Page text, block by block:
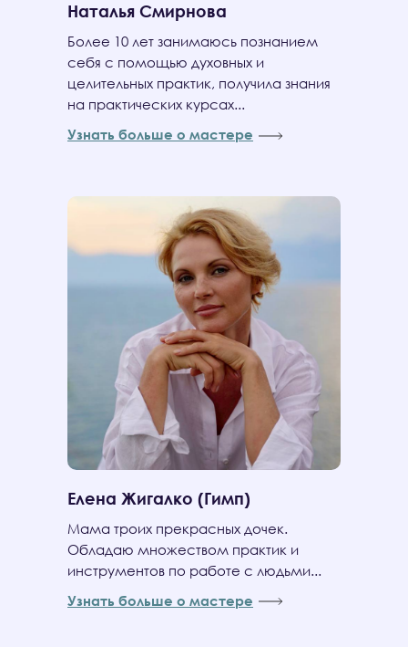
Наталья Смирнова
Более 10 лет занимаюсь познанием
себя с помощью духовных и
целительных практик, получила знания
на практических курсах...
Узнать больше о мастере
Елена Жигалко (Гимп)
Мама троих прекрасных дочек.
Обладаю множеством практик и
инструментов по работе с людьми...
Узнать больше о мастере